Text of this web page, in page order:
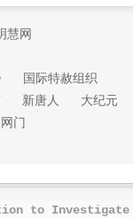
慧网
国际特赦组织
新唐人
大纪元
网门
to Investigate